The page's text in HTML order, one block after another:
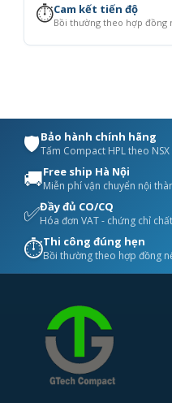
⏱️Cam kết tiến độ
Bồi thường theo hợp đồng
🛡️Bảo hành chính hãng
Tấm Compact HPL theo NSX
🚚Free ship Hà Nội
Miễn phí vận chuyển nội
✅Đầy đủ CO/CQ
Hóa đơn VAT - chứng chỉ
⏱️Thi công đúng hẹn
Bồi thường theo hợp đồng